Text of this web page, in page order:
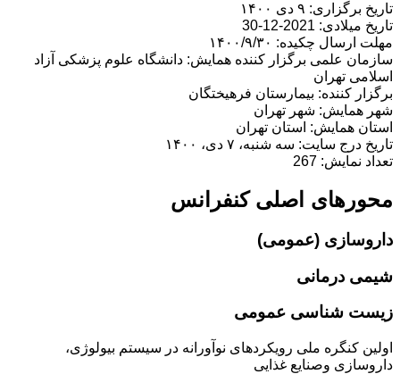
تاریخ برگزاری: ۹ دی ۱۴۰۰
تاریخ میلادی: 2021-12-30
مهلت ارسال چکیده: ۱۴۰۰/۹/۳۰
سازمان علمی برگزار کننده همایش: دانشگاه علوم پزشکی آزاد
اسلامی تهران
برگزار کننده: بیمارستان فرهیختگان
شهر همایش: شهر تهران
استان همایش: استان تهران
تاریخ درج سایت: سه شنبه، ۷ دی، ۱۴۰۰
تعداد نمایش: 267
محورهای اصلی کنفرانس
داروسازی (عمومی)
شیمی درمانی
زیست شناسی عمومی
اولین کنگره ملی رویکردهای نوآورانه در سیستم بیولوژی،
داروسازی وصنایع غذایی